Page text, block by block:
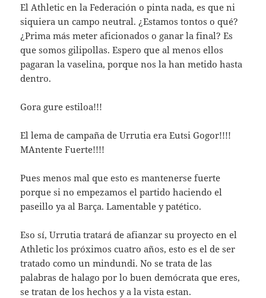
El Athletic en la Federación o pinta nada, es que ni
siquiera un campo neutral. ¿Estamos tontos o qué?
¿Prima más meter aficionados o ganar la final? Es
que somos gilipollas. Espero que al menos ellos
pagaran la vaselina, porque nos la han metido hasta
dentro.
Gora gure estiloa!!!
El lema de campaña de Urrutia era Eutsi Gogor!!!!
MAntente Fuerte!!!!
Pues menos mal que esto es mantenerse fuerte
porque si no empezamos el partido haciendo el
paseillo ya al Barça. Lamentable y patético.
Eso sí, Urrutia tratará de afianzar su proyecto en el
Athletic los próximos cuatro años, esto es el de ser
tratado como un mindundi. No se trata de las
palabras de halago por lo buen demócrata que eres,
se tratan de los hechos y a la vista estan.